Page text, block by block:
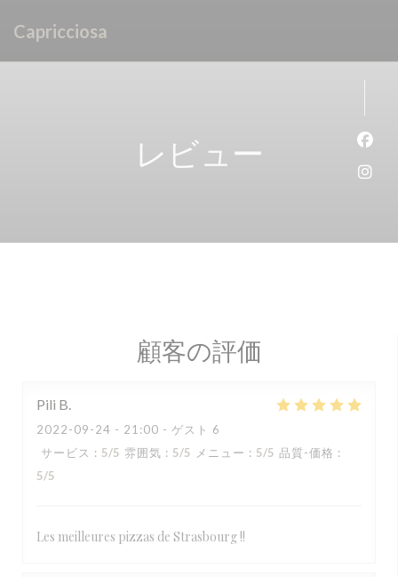
Capricciosa
レビュー
顧客の評価
Pili B
2022-09-24 - 21:00 - ゲスト 6
サービス : 5/5 雰囲気 : 5/5 メニュー : 5/5 品質-価格 :
5/5
Les meilleures pizzas de Strasbourg !!